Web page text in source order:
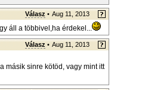
Válasz • Aug 11, 2013
áll a többivel,ha érdekel...
Válasz • Aug 11, 2013
másik sinre kötöd, vagy mint itt